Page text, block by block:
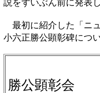
説をずいぶん前に発表
最初に紹介した「ニ
小六正勝公顕彰碑につ
勝公顕彰会